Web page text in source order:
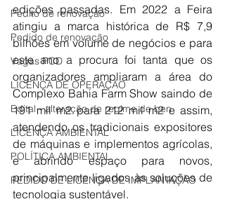
Pedito de renovação
Pedido de renovação
Vagas PCD
LICENÇA DE OPERAÇÃO
Edital - alteração de regime de ben
LICENÇA AMBIENTAL
POLÍTICA AMBIENTAL
PEDIDO DE LICENÇA DE IMPLANTAÇÃO
edições passadas. Em 2022 a Feira
atingiu a marca histórica de R$ 7,9
bilhões em volume de negócios e para
este ano a procura foi tanta que os
organizadores ampliaram a área do
Complexo Bahia Farm Show saindo de
191 mil m2 para 212 mil m2 e assim,
atendendo os tradicionais expositores
de máquinas e implementos agrícolas,
e abrindo espaço para novos,
principalmente ligados às soluções de
tecnologia sustentável.